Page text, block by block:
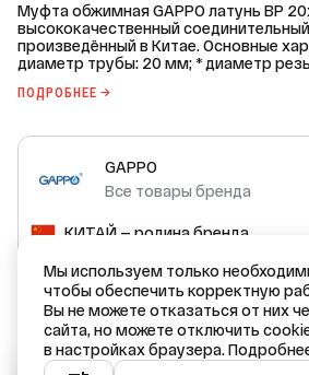
Муфта обжимная GAPPO латунь ВР
высококачественный
произведённый в Китае. Основные характеристики: *
диаметр трубы: 20 мм; * диаметр
+160 °C; * номинальное давление PN:
производителя: 5 лет. Муфта предназначена для
соединения труб в инженерных
и холодное водоснабжение, а также
изготовлена из прочной и
обеспечивает надёжность и
Благодаря своей конструкции и
муфта обжимная GAPPO
выбором для использования в
водоснабжения и отопления.
ПОДРОБНЕЕ →
GAPPO
Все товары бренда
КИТАЙ — родина бренда
КИТАЙ — страна производства
Гарантия производителя: 5
Мы используем только
чтобы обеспечить корректную
Вы не можете отказаться от них
сайта, но можете отключить
в настройках браузера.